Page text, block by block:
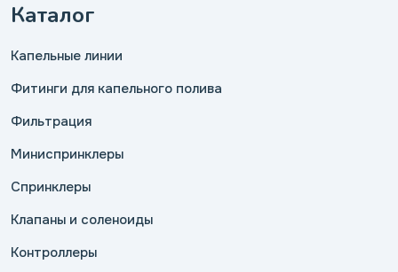
Каталог
Капельные линии
Фитинги для капельного полива
Фильтрация
Миниспринклеры
Спринклеры
Клапаны и соленоиды
Контроллеры